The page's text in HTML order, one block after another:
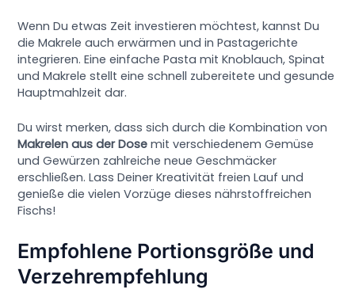
Wenn Du etwas Zeit investieren möchtest, kannst Du
die Makrele auch erwärmen und in Pastagerichte
integrieren. Eine einfache Pasta mit Knoblauch, Spinat
und Makrele stellt eine schnell zubereitete und gesunde
Hauptmahlzeit dar.
Du wirst merken, dass sich durch die Kombination von
Makrelen aus der Dose mit verschiedenem Gemüse
und Gewürzen zahlreiche neue Geschmäcker
erschließen. Lass Deiner Kreativität freien Lauf und
genieße die vielen Vorzüge dieses nährstoffreichen
Fischs!
Empfohlene Portionsgröße und
Verzehrempfehlung